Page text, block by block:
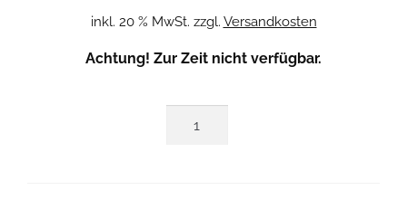
inkl. 20 % MwSt. zzgl. Versandkosten
Achtung! Zur Zeit nicht verfügbar.